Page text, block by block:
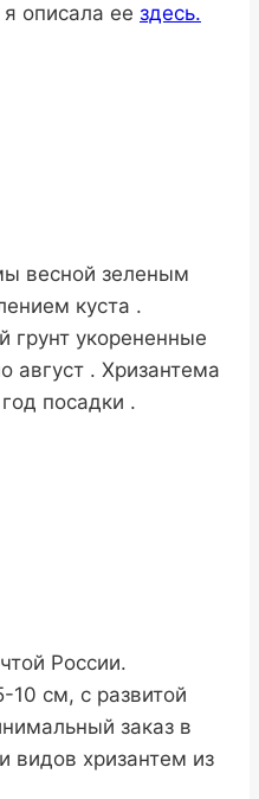
описала ее здесь.
весной зеленым
куста .
грунт укорененные
август . Хризантема
посадки .
России.
10 см, с развитой
заказ в
видов хризантем из